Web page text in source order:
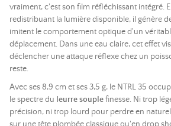
vraiment, c'est son film réfléchissant intégré.
redistribuant la lumière disponible, il génère
imitent le comportement optique d'un
déplacement. Dans une eau claire, cet effet
déclencher une attaque réflexe chez un
reste.
Avec ses 8,9 cm et ses 3,5 g, le NTRL 35
le spectre du leurre souplefinesse. Ni trop
précision, ni trop lourd pour perdre en